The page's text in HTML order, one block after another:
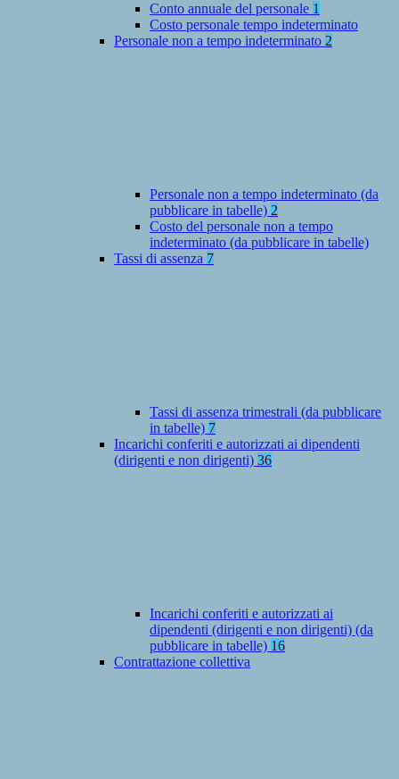
Conto annuale del personale 1
Costo personale tempo indeterminato
Personale non a tempo indeterminato 2
Personale non a tempo indeterminato (da
pubblicare in tabelle) 2
Costo del personale non a tempo
indeterminato (da pubblicare in tabelle)
Tassi di assenza 7
Tassi di assenza trimestrali (da pubblicare
in tabelle) 7
Incarichi conferiti e autorizzati ai dipendenti
(dirigenti e non dirigenti) 36
Incarichi conferiti e autorizzati ai
dipendenti (dirigenti e non dirigenti) (da
pubblicare in tabelle) 16
Contrattazione collettiva